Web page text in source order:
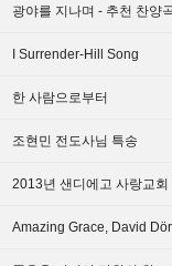
광야를 지나며 - 추천 찬양
I Surrender-Hill Song
한 사람으로부터
조현민 전도사님 특송
2013년 샌디에고 사랑교
Amazing Grace, David